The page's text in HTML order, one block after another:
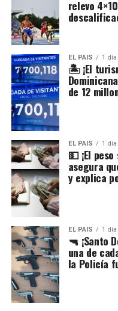
relevo
EL PAIS 1
🏝️ ¡El
de 12
EL PAIS 1
💵 ¡El
asegura
y explica
EL PAIS 1
🔫 ¡Santo
una de
la Policía